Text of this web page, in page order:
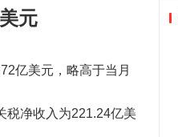
元
亿美元，略高于当月
税净收入为221.24亿美